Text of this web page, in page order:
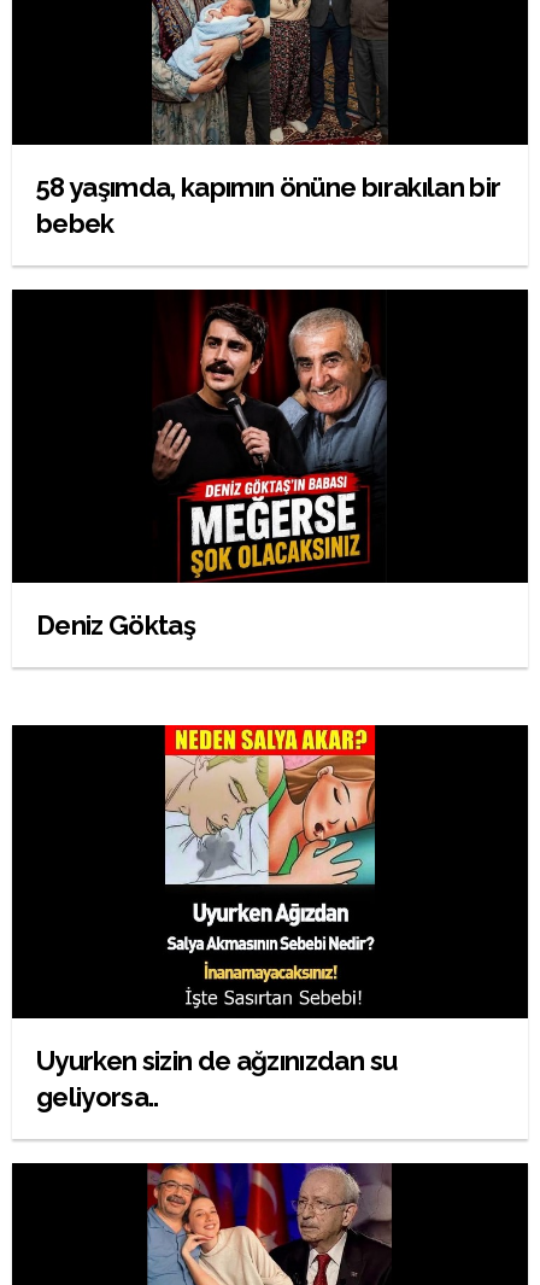
58 yaşımda, kapımın önüne bırakılan bir
bebek
Deniz Göktaş
Uyurken sizin de ağzınızdan su
geliyorsa..